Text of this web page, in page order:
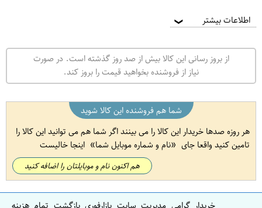
اطلاعات بیشتر ❯
از بروز رسانی این کالا بیش از صد روز گذشته است. در صورت
نیاز از فروشنده بخواهید قیمت را بروز کند.
شما هم فروشنده این کالا شوید
هر روزه صدها خریدار این کالا را می بینند اگر شما هم می توانید این کالا را
تامین کنید واقعا جای
نام و شماره موبایل شما اینجا خالیست
هم اکنون نام و موبایلتان را اضافه کنید